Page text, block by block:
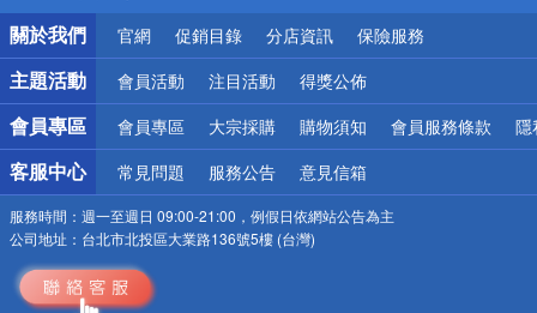
銀行優惠
偏遠地區配送
詐騙網頁！請小心！
關於我們
官網 促銷目錄 分店資訊 保險服務
主題活動 會員活動 注目活動 得獎公佈
會員專區 會員專區 大宗採購 購物須知 會員服務條款 隱
客服中心 常見問題 服務公告 意見信箱
服務時間： 週一至週日 09:00-21:00，例假日依網站公告為主
公司地址： 台北市北投區大業路136號5樓 (台灣)